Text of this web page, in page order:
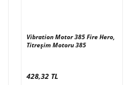
Vibration Motor 385 Fire Hero,
Titreşim Motoru 385
428,32 TL